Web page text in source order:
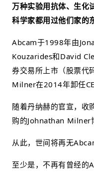
万种实验用抗体、生化
科学家都用过他们家的
Abcam于1998年由
Kouzarides和David
券交易所上市（股票代
Milner在2014年卸任
随着丹纳赫的官宣，收
购的Johnathan Milner
从此，世间将再无
至少是，不再有曾经的